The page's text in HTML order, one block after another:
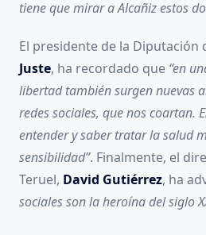
tiene que mirar a Alcañiz estos
El presidente de la Diputación
Juste, ha recordado que “en
libertad también surgen nuevas
redes sociales, que nos coartan.
entender y saber tratar la salud
sensibilidad”. Finalmente, el
Teruel, David Gutiérrez, ha
sociales son la heroína del siglo